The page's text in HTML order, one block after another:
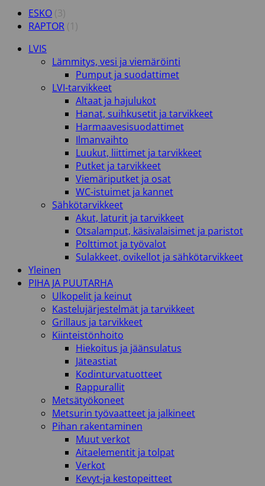
ESKO (3)
RAPTOR (1)
LVIS
Lämmitys, vesi ja viemäröinti
Pumput ja suodattimet
LVI-tarvikkeet
Altaat ja hajulukot
Hanat, suihkusetit ja tarvikkeet
Harmaavesisuodattimet
Ilmanvaihto
Luukut, liittimet ja tarvikkeet
Putket ja tarvikkeet
Viemäriputket ja osat
WC-istuimet ja kannet
Sähkötarvikkeet
Akut, laturit ja tarvikkeet
Otsalamput, käsivalaisimet ja paristot
Polttimot ja työvalot
Sulakkeet, ovikellot ja sähkötarvikkeet
Yleinen
PIHA JA PUUTARHA
Ulkopelit ja keinut
Kastelujärjestelmät ja tarvikkeet
Grillaus ja tarvikkeet
Kiinteistönhoito
Hiekoitus ja jäänsulatus
Jäteastiat
Kodinturvatuotteet
Rappurallit
Metsätyökoneet
Metsurin työvaatteet ja jalkineet
Pihan rakentaminen
Muut verkot
Aitaelementit ja tolpat
Verkot
Kevyt-ja kestopeitteet